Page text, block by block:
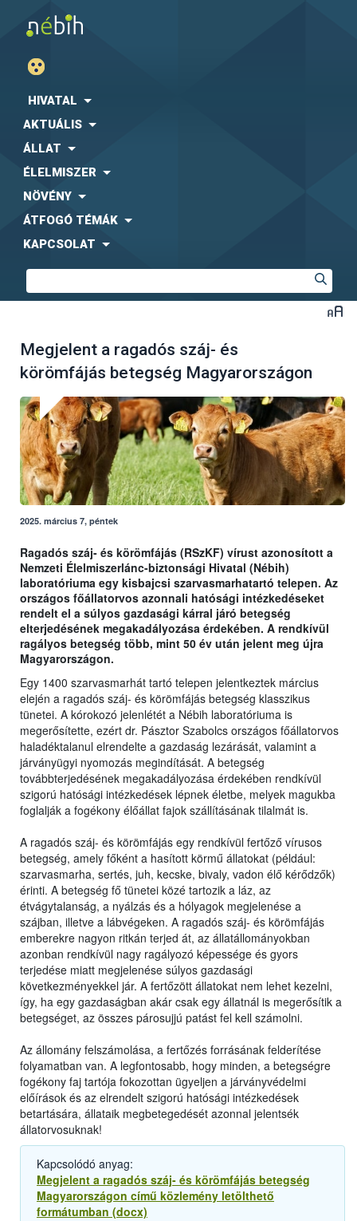
HIVATAL
AKTUÁLIS
ÁLLAT
ÉLELMISZER
NÖVÉNY
ÁTFOGÓ TÉMÁK
KAPCSOLAT
Megjelent a ragadós száj- és
körömfájás betegség Magyarországon
2025. március 7, péntek
Ragadós száj- és körömfájás (RSzKF) vírust azonosított a
Nemzeti Élelmiszerlánc-biztonsági Hivatal (Nébih)
laboratóriuma egy kisbajcsi szarvasmarhatartó telepen. Az
országos főállatorvos azonnali hatósági intézkedéseket
rendelt el a súlyos gazdasági kárral járó betegség
elterjedésének megakadályozása érdekében. A rendkívül
ragályos betegség több, mint 50 év után jelent meg újra
Magyarországon.
Egy 1400 szarvasmarhát tartó telepen jelentkeztek március
elején a ragadós száj- és körömfájás betegség klasszikus
tünetei. A kórokozó jelenlétét a Nébih laboratóriuma is
megerősítette, ezért dr. Pásztor Szabolcs országos főállatorvos
haladéktalanul elrendelte a gazdaság lezárását, valamint a
járványügyi nyomozás megindítását. A betegség
továbbterjedésének megakadályozása érdekében rendkívül
szigorú hatósági intézkedések lépnek életbe, melyek magukba
foglalják a fogékony élőállat fajok szállításának tilalmát is.
A ragadós száj- és körömfájás egy rendkívül fertőző vírusos
betegség, amely főként a hasított körmű állatokat (például:
szarvasmarha, sertés, juh, kecske, bivaly, vadon élő kérődzők)
érinti. A betegség fő tünetei közé tartozik a láz, az
étvágytalanság, a nyálzás és a hólyagok megjelenése a
szájban, illetve a lábvégeken. A ragadós száj- és körömfájás
emberekre nagyon ritkán terjed át, az állatállományokban
azonban rendkívül nagy ragályozó képessége és gyors
terjedése miatt megjelenése súlyos gazdasági
következményekkel jár. A fertőzött állatokat nem lehet kezelni,
így, ha egy gazdaságban akár csak egy állatnál is megerősítik a
betegséget, az összes párosujjú patást fel kell számolni.
Az állomány felszámolása, a fertőzés forrásának felderítése
folyamatban van. A legfontosabb, hogy minden, a betegségre
fogékony faj tartója fokozottan ügyeljen a járványvédelmi
előírások és az elrendelt szigorú hatósági intézkedések
betartására, állataik megbetegedését azonnal jelentsék
állatorvosuknak!
Kapcsolódó anyag:
Megjelent a ragadós száj- és körömfájás betegség
Magyarországon című közlemény letölthető
formátumban (docx)